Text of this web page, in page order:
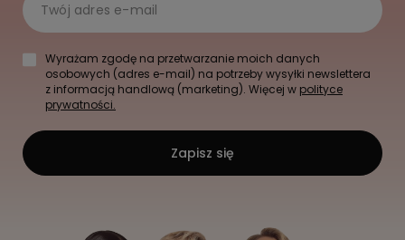
Twój adres e-mail
Wyrażam zgodę na przetwarzanie moich danych
osobowych (adres e-mail) na potrzeby wysyłki newslettera
z informacją handlową (marketing). Więcej w polityce
prywatności.
Zapisz się